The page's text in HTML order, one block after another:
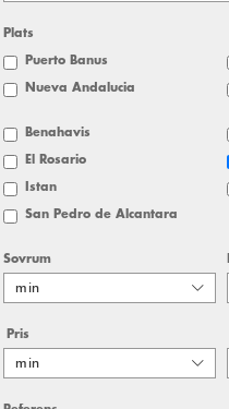
Plats
Puerto Banus
Nueva Andalucia
Benahavis
El Rosario
Istan
San Pedro de Alcantara
Sovrum
min
Pris
min